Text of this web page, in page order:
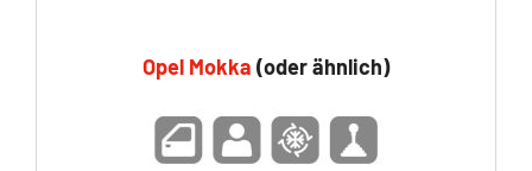
Opel Mokka (oder ähnlich)